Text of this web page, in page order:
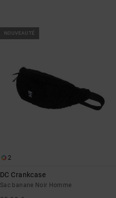
NOUVEAUTÉ
2
DC Crankcase
Sac banane Noir Homme